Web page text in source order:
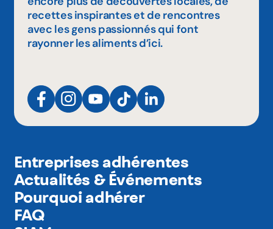
recettes inspirantes et de rencontres
avec les gens passionnés qui font
rayonner les aliments d’ici.
Entreprises adhérentes
Actualités & Événements
Pourquoi adhérer
FAQ